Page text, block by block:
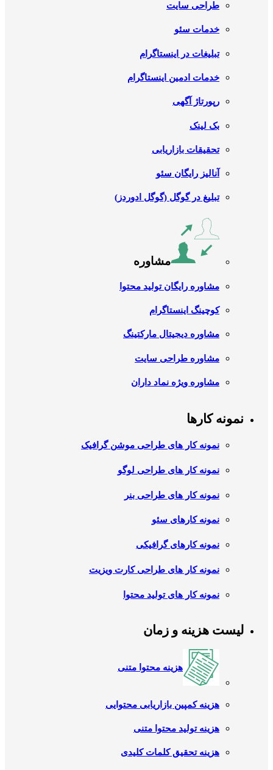
طراحی سایت
خدمات سئو
تبلیغات در اینستاگرام
خدمات ادمین اینستاگرام
رپورتاژ آگهی
بک لینک
تحقیقات بازاریابی
آنالیز رایگان سئو
تبلیغ در گوگل (گوگل ادوردز)
مشاوره
مشاوره رایگان تولید محتوا
کوچینگ اینستاگرام
مشاوره دیجیتال مارکتینگ
مشاوره طراحی سایت
مشاوره ویژه نماد داران
نمونه کارها
نمونه کار های طراحی موشن گرافیک
نمونه کار های طراحی لوگو
نمونه کار های طراحی بنر
نمونه کارهای سئو
نمونه کارهای گرافیکی
نمونه کار های طراحی کارت ویزیت
نمونه کار های تولید محتوا
لیست هزینه و زمان
هزینه محتوا متنی
هزینه کمپین بازاریابی محتوایی
هزینه تولید محتوا متنی
هزینه تحقیق کلمات کلیدی